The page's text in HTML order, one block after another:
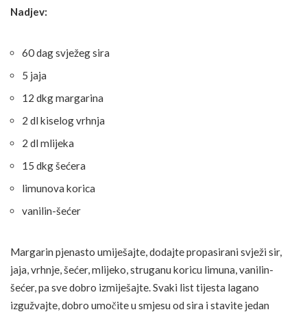
Nadjev:
60 dag svježeg sira
5 jaja
12 dkg margarina
2 dl kiselog vrhnja
2 dl mlijeka
15 dkg šećera
limunova korica
vanilin-šećer
Margarin pjenasto umiješajte, dodajte propasirani svježi sir,
jaja, vrhnje, šećer, mlijeko, struganu koricu limuna, vanilin-
šećer, pa sve dobro izmiješajte. Svaki list tijesta lagano
izgužvajte, dobro umočite u smjesu od sira i stavite jedan